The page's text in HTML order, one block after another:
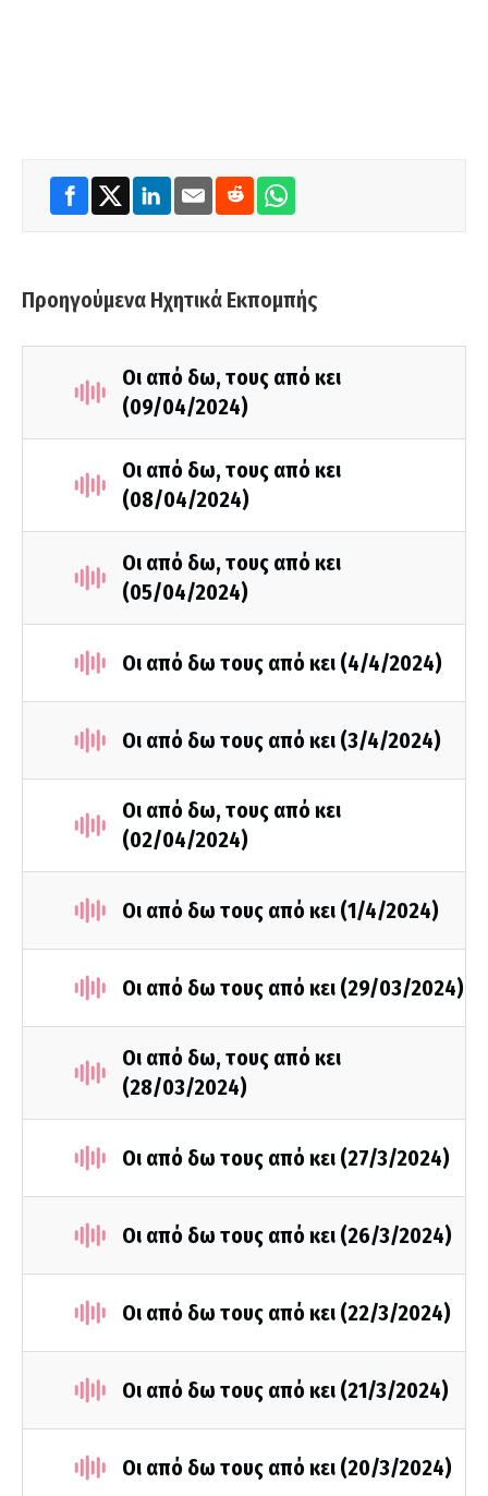
Προηγούμενα Ηχητικά Εκπομπής
Οι από δω, τους από κει
(09/04/2024)
Οι από δω, τους από κει
(08/04/2024)
Οι από δω, τους από κει
(05/04/2024)
Οι από δω τους από κει (4/4/2024)
Οι από δω τους από κει (3/4/2024)
Οι από δω, τους από κει
(02/04/2024)
Οι από δω τους από κει (1/4/2024)
Οι από δω τους από κει (29/03/2024)
Οι από δω, τους από κει
(28/03/2024)
Οι από δω τους από κει (27/3/2024)
Οι από δω τους από κει (26/3/2024)
Οι από δω τους από κει (22/3/2024)
Οι από δω τους από κει (21/3/2024)
Οι από δω τους από κει (20/3/2024)